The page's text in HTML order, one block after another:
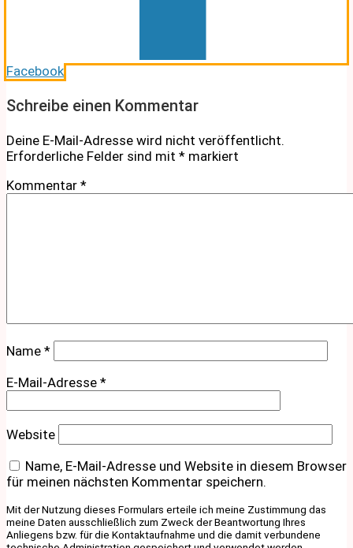
Facebook
Schreibe einen Kommentar
Deine E-Mail-Adresse wird nicht veröffentlicht.
Erforderliche Felder sind mit * markiert
Kommentar *
Name *
E-Mail-Adresse *
Website
Name, E-Mail-Adresse und Website in diesem Browser
für meinen nächsten Kommentar speichern.
Mit der Nutzung dieses Formulars erteile ich meine Zustimmung das
meine Daten ausschließlich zum Zweck der Beantwortung Ihres
Anliegens bzw. für die Kontaktaufnahme und die damit verbundene